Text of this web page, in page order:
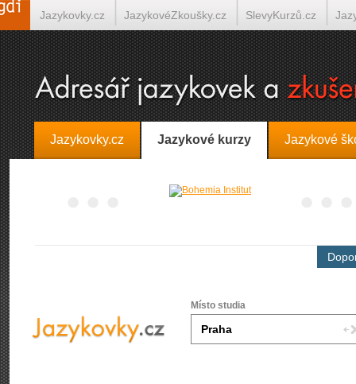
Jazykovky.cz Jazykové kurzy Jazykové
Místo studia
Jazykovky.cz JazykovéZkoušky.cz SlevyKurzů.cz
Španělština on-line Italština on-line Tlumočení-